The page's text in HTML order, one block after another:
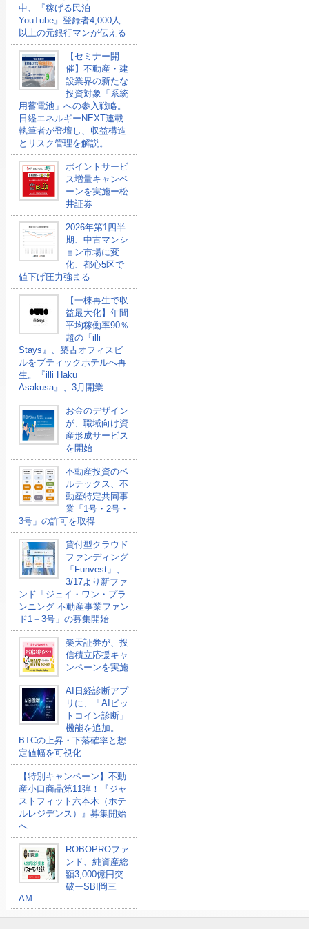
中、『稼げる民泊
YouTube』登録者4,000人
以上の元銀行マンが伝える
【セミナー開
催】不動産・建
設業界の新たな
投資対象「系統
用蓄電池」への参入戦略。
日経エネルギーNEXT連載
執筆者が登壇し、収益構造
とリスク管理を解説。
ポイントサービ
ス増量キャンペ
ーンを実施ー松
井証券
2026年第1四半
期、中古マンシ
ョン市場に変
化、都心5区で
値下げ圧力強まる
【一棟再生で収
益最大化】年間
平均稼働率90％
超の『illi
Stays』、築古オフィスビ
ルをブティックホテルへ再
生。『illi Haku
Asakusa』、3月開業
お金のデザイン
が、職域向け資
産形成サービス
を開始
不動産投資のベ
ルテックス、不
動産特定共同事
業「1号・2号・
3号」の許可を取得
貸付型クラウド
ファンディング
「Funvest」、
3/17より新ファ
ンド「ジェイ・ワン・プラ
ンニング 不動産事業ファン
ド1－3号」の募集開始
楽天証券が、投
信積立応援キャ
ンペーンを実施
AI日経診断アプ
リに、「AIビッ
トコイン診断」
機能を追加。
BTCの上昇・下落確率と想
定値幅を可視化
【特別キャンペーン】不動
産小口商品第11弾！『ジャ
ストフィット六本木（ホテ
ルレジデンス）』募集開始
へ
ROBOPROファ
ンド、純資産総
額3,000億円突
破ーSBI岡三
AM